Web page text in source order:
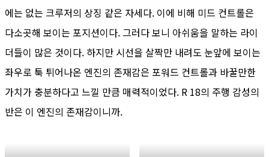
에는 없는 크루저의 상징 같은 자세다. 이에 비해 미드 컨트롤은
다소곳해 보이는 포지션이다. 그러다 보니 아쉬움을 말하는 라이
더들이 많은 것이다. 하지만 시선을 살짝만 내려도 눈앞에 보이는
좌우로 툭 튀어나온 엔진의 존재감은 포워드 컨트롤과 바꿀만한
가치가 충분하다고 느낄 만큼 매력적이었다. R 18의 주행 감성의
반은 이 엔진의 존재감이니까.